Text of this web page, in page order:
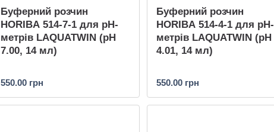
Буферний розчин
HORIBA 514-7-1 для pH-
метрів LAQUATWIN (pH
7.00, 14 мл)
550.00 грн
Буферний розчин
HORIBA 514-4-1 для pH-
метрів LAQUATWIN (pH
4.01, 14 мл)
550.00 грн